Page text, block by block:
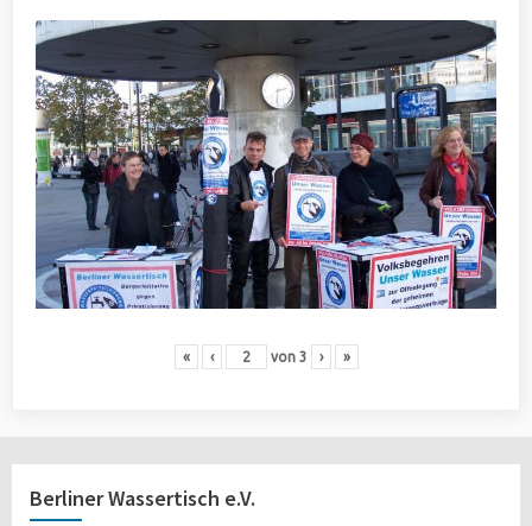
« ‹ von 3 › »
Berliner Wassertisch e.V.